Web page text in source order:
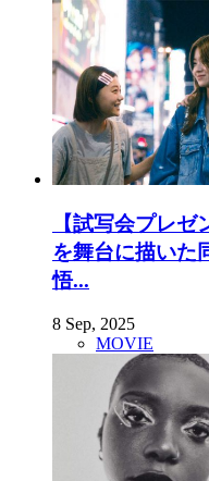
【試写会プレ
を舞台に描いた
悟...
8 Sep, 2025
MOVIE